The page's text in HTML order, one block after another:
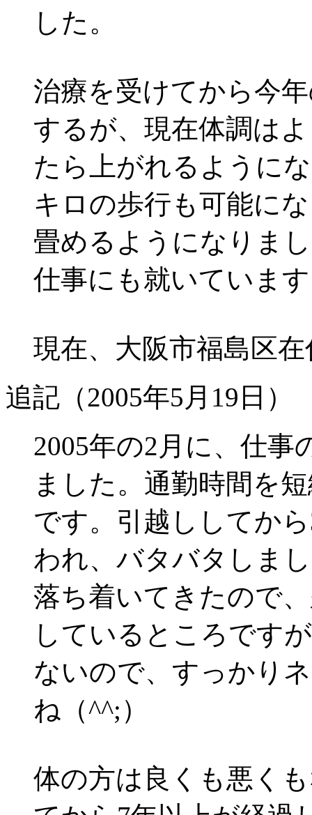
した。
治療を受けてから今
するが、現在体調は
たら上がれるように
キロの歩行も可能に
畳めるようになりま
仕事にも就いていま
現在、大阪市福島区在
追記（2005年5月19日）
2005年の2月に、仕事
ました。通勤時間を
です。引越ししてか
われ、バタバタしま
落ち着いてきたので
しているところです
ないので、すっかり
ね（^^;）
体の方は良くも悪く